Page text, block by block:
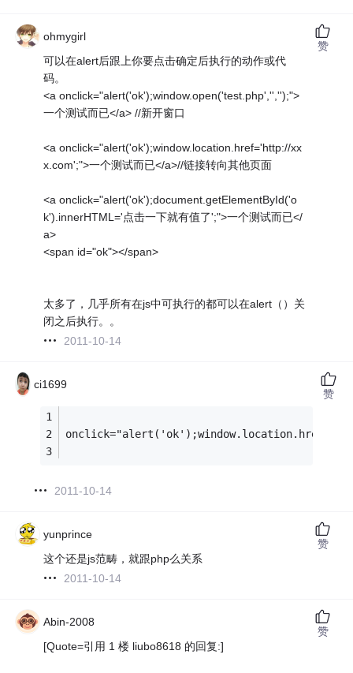
ohmygirl
可以在alert后跟上你要点击确定后执行的动作或代
码。
<a onclick="alert('ok');window.open('test.php','','');">
一个测试而已</a> //新开窗口
<a onclick="alert('ok');window.location.href='http://xx
x.com';">一个测试而已</a>//链接转向其他页面
<a onclick="alert('ok');document.getElementById('o
k').innerHTML='点击一下就有值了';">一个测试而已</
a>
<span id="ok"></span>
太多了，几乎所有在js中可执行的都可以在alert（）关
闭之后执行。。
2011-10-14
赞
ci1699
2011-10-14
赞
yunprince
这个还是js范畴，就跟php么关系
2011-10-14
赞
Abin-2008
[Quote=引用 1 楼 liubo8618 的回复:]
赞